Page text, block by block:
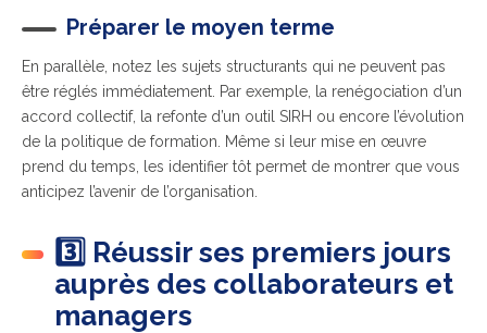
Préparer le moyen terme
En parallèle, notez les sujets structurants qui ne peuvent pas
être réglés immédiatement. Par exemple, la renégociation d’un
accord collectif, la refonte d’un outil SIRH ou encore l’évolution
de la politique de formation. Même si leur mise en œuvre
prend du temps, les identifier tôt permet de montrer que vous
anticipez l’avenir de l’organisation.
3️⃣ Réussir ses premiers jours
auprès des collaborateurs et
managers